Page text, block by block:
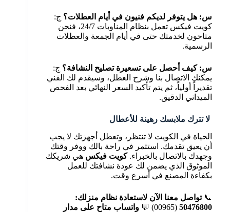
س: هل يتوفر لديكم فنيون في أيام العطلات؟ ج:
كويت فيكس تعمل بنظام المناوبات 24/7، فنحن
متاحون لخدمتك حتى في أيام الجمعة والعطلات
الرسمية.
س: كيف أحصل على تسعيرة تصليح النشافة؟ ج:
يمكنك الاتصال بنا وشرح العطل، وسيقدم لك الفني
تقديراً أولياً، ثم يتم تأكيد السعر النهائي بعد الفحص
الميداني الدقيق.
لا تترك ملابسك رهينة للأعطال
الحياة في الكويت لا تنتظر، وتعطل أجهزتك لا يجب
أن يعيق تقدمك. استثمر في راحة بالك ووفر وقتك
وجهدك بالاتصال بالخبراء.كويت فيكس هي شريكك
الموثوق الذي يضمن لك عودة نشافتك للعمل
بكفاءة المصنع في أسرع وقت.
📞تواصل معنا الآن لاستعادة نظام منزلك:
50476800
(00965) 💬
واتساب متاح على مدار